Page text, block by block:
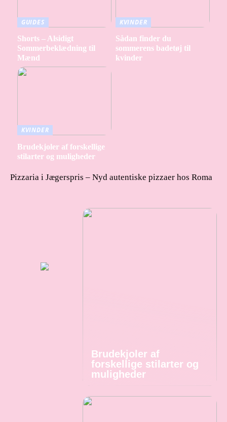
GUIDES
Shorts – Alsidigt
Sommerbeklædning til
Mænd
KVINDER
Sådan finder du
sommerens badetøj til
kvinder
KVINDER
Brudekjoler af forskellige
stilarter og muligheder
Pizzaria i Jægerspris – Nyd autentiske pizzaer hos Roma
Brudekjoler af
forskellige stilarter og
muligheder